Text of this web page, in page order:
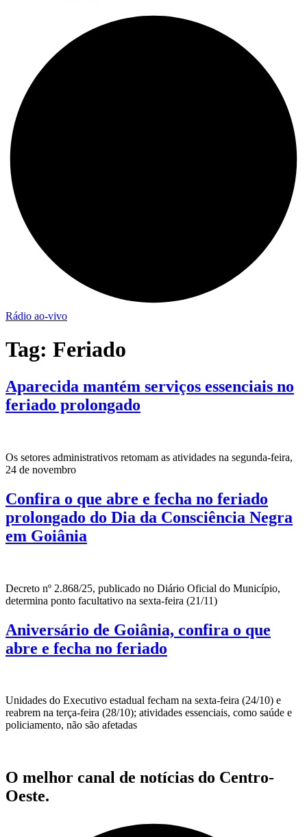
Rádio ao-vivo
Tag: Feriado
Aparecida mantém serviços essenciais no
feriado prolongado
Os setores administrativos retomam as atividades na segunda-feira,
24 de novembro
Confira o que abre e fecha no feriado
prolongado do Dia da Consciência Negra
em Goiânia
Decreto nº 2.868/25, publicado no Diário Oficial do Município,
determina ponto facultativo na sexta-feira (21/11)
Aniversário de Goiânia, confira o que
abre e fecha no feriado
Unidades do Executivo estadual fecham na sexta-feira (24/10) e
reabrem na terça-feira (28/10); atividades essenciais, como saúde e
policiamento, não são afetadas
O melhor canal de notícias do Centro-
Oeste.